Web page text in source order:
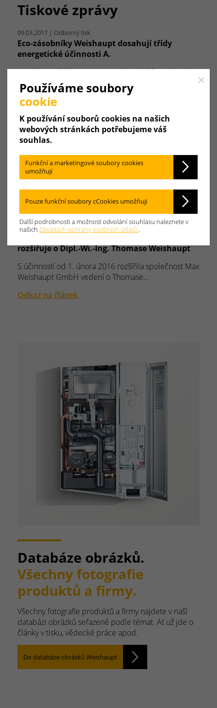
Tiskové zprávy
09.03.2017 | Odborný tisk
Eco-zásobníky Weishaupt dosahují třídy
energetické účinnosti A.
Kromě rozsáhlého sortimentu zásobníků pitné vody
nabízí společnost Weishaupt od května…
Odkaz na článek
01.06.2016 | Odborný tisk
Účinnost tepelných čerpadel v praxi
Všem obchodníkům, kteří by rádi informovali své
koncové zákazníky o moderních tepelných…
Odkaz na článek
25.02.2016| Odborný tisk
rozšiřuje o Dipl.-Wi.-Ing. Thomase Weishaupt
S účinností od 1. února 2016 rozšířila společnost Max
Weishaupt GmbH vedení o Thomase…
Odkaz na článek
Databáze obrázků.
Všechny fotografie
produktů a firmy.
Všechny fotografie produktů a firmy najdete v naší
databázi obrázků seřazené podle témat. Ať už jde o
články v tisku, vědecké práce apod.
Do databáze obrázků Weishaupt
Close
Používáme soubory
cookie
K používání souborů cookies na našich
webových stránkách potřebujeme váš
souhlas.
Funkční a marketingové soubory cookies
umožňují
Pouze funkční soubory cCookies umožňuji
Další podrobnosti a možnost odvolání souhlasu naleznete v
našich Zásadách ochrany osobních údajů..